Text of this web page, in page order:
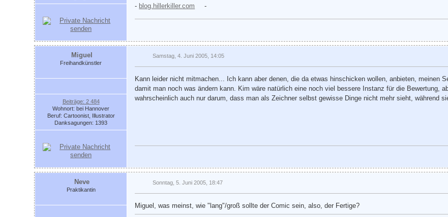
- blog.hillerkiller.com -
Miguel
Freihandkünstler
Beiträge: 2 484
Wohnort: bei Hannover
Beruf: Cartoonist, Illustrator
Danksagungen: 1393
Samstag, 4. Juni 2005, 14:05
Kann leider nicht mitmachen... Ich kann aber denen, die da etwas hinschicken wollen, anbieten, meinen
damit man noch was ändern kann. Kim wäre natürlich eine noch viel bessere Instanz für die Bewertung,
wahrscheinlich auch nur darum, dass man als Zeichner selbst gewisse Dinge nicht mehr sieht, während
Neve
Praktikantin
Sonntag, 5. Juni 2005, 18:47
Miguel, was meinst, wie "lang"/groß sollte der Comic sein, also, der Fertige?